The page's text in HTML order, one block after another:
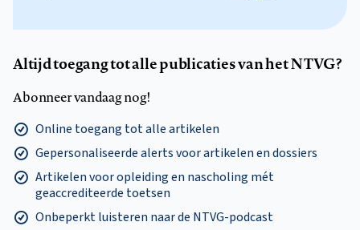
Altijd toegang tot alle publicaties van het NTVG?
Abonneer vandaag nog!
Online toegang tot alle artikelen
Gepersonaliseerde alerts voor artikelen en dossiers
Artikelen voor opleiding en nascholing mét
geaccrediteerde toetsen
Onbeperkt luisteren naar de NTVG-podcast